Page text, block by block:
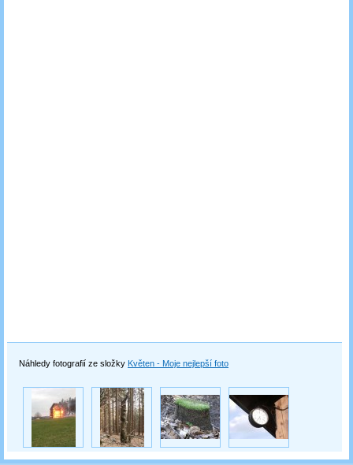
Náhledy fotografií ze složky Květen - Moje nejlepší foto